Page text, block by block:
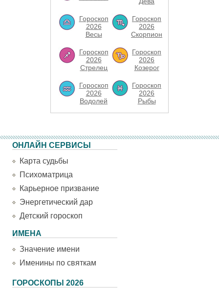
Гороскоп
2026
Весы
Гороскоп
2026
Скорпион
Гороскоп
2026
Стрелец
Гороскоп
2026
Козерог
Гороскоп
2026
Водолей
Гороскоп
2026
Рыбы
ОНЛАЙН СЕРВИСЫ
Карта судьбы
Психоматрица
Карьерное призвание
Энергетический дар
Детский гороскоп
ИМЕНА
Значение имени
Именины по святкам
ГОРОСКОПЫ 2026